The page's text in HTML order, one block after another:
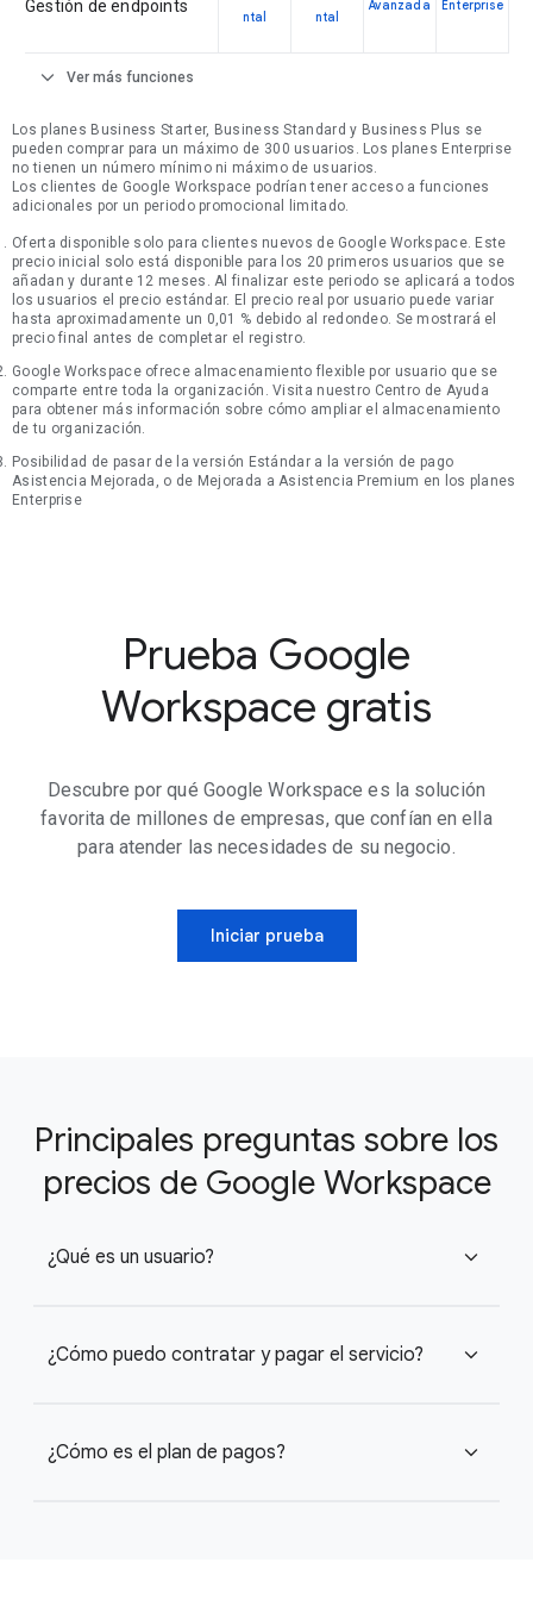
Gestión de endpoints
ntal
ntal
Avanzada Enterprise
expand_more Ver más funciones
Los planes Business Starter, Business Standard y Business Plus se
pueden comprar para un máximo de 300 usuarios. Los planes Enterprise
no tienen un número mínimo ni máximo de usuarios.
Los clientes de Google Workspace podrían tener acceso a funciones
adicionales por un periodo promocional limitado.
Oferta disponible solo para clientes nuevos de Google Workspace. Este
precio inicial solo está disponible para los 20 primeros usuarios que se
añadan y durante 12 meses. Al finalizar este periodo se aplicará a todos
los usuarios el precio estándar. El precio real por usuario puede variar
hasta aproximadamente un 0,01 % debido al redondeo. Se mostrará el
precio final antes de completar el registro.
Google Workspace ofrece almacenamiento flexible por usuario que se
comparte entre toda la organización. Visita nuestro Centro de Ayuda
para obtener más información sobre cómo ampliar el almacenamiento
de tu organización.
Posibilidad de pasar de la versión Estándar a la versión de pago
Asistencia Mejorada, o de Mejorada a Asistencia Premium en los planes
Enterprise
Prueba Google
Workspace gratis
Descubre por qué Google Workspace es la solución
favorita de millones de empresas, que confían en ella
para atender las necesidades de su negocio.
Iniciar prueba
Principales preguntas sobre los
precios de Google Workspace
¿Qué es un usuario? expand_more
¿Cómo puedo contratar y pagar el servicio? expand_more
¿Cómo es el plan de pagos? expand_more